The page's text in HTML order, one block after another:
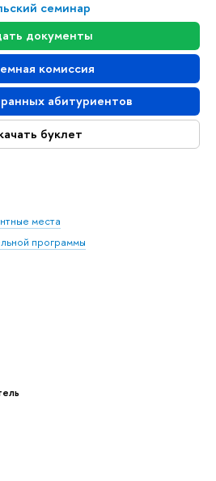
семинар
документы
комиссия
абитуриентов
буклет
места
программы